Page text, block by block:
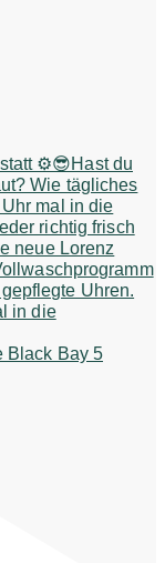
Black Bay 5